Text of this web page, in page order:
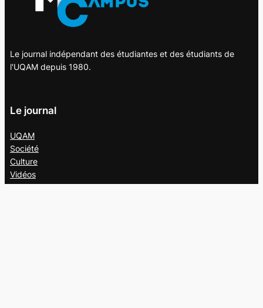
Le journal indépendant des étudiantes et des étudiants de
l'UQAM depuis 1980.
Le journal
UQAM
Société
Culture
Vidéos
Balados